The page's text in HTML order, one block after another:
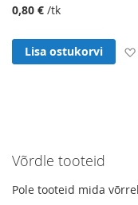
0,80 € /tk
Lisa ostukorvi
Võrdle tooteid
Pole tooteid mida